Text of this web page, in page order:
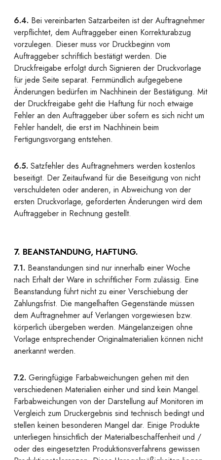
6.4. Bei vereinbarten Satzarbeiten ist der Auftragnehmer
verpflichtet, dem Auftraggeber einen Korrekturabzug
vorzulegen. Dieser muss vor Druckbeginn vom
Auftraggeber schriftlich bestätigt werden. Die
Druckfreigabe erfolgt durch Signieren der Druckvorlage
für jede Seite separat. Fernmündlich aufgegebene
Änderungen bedürfen im Nachhinein der Bestätigung. Mit
der Druckfreigabe geht die Haftung für noch etwaige
Fehler an den Auftraggeber über sofern es sich nicht um
Fehler handelt, die erst im Nachhinein beim
Fertigungsvorgang entstehen.
6.5. Satzfehler des Auftragnehmers werden kostenlos
beseitigt. Der Zeitaufwand für die Beseitigung von nicht
verschuldeten oder anderen, in Abweichung von der
ersten Druckvorlage, geforderten Änderungen wird dem
Auftraggeber in Rechnung gestellt.
7. BEANSTANDUNG, HAFTUNG.
7.1. Beanstandungen sind nur innerhalb einer Woche
nach Erhalt der Ware in schriftlicher Form zulässig. Eine
Beanstandung führt nicht zu einer Verschiebung der
Zahlungsfrist. Die mangelhaften Gegenstände müssen
dem Auftragnehmer auf Verlangen vorgewiesen bzw.
körperlich übergeben werden. Mängelanzeigen ohne
Vorlage entsprechender Originalmaterialien können nicht
anerkannt werden.
7.2. Geringfügige Farbabweichungen gehen mit den
verschiedenen Materialien einher und sind kein Mangel.
Farbabweichungen von der Darstellung auf Monitoren im
Vergleich zum Druckergebnis sind technisch bedingt und
stellen keinen besonderen Mangel dar. Einige Produkte
unterliegen hinsichtlich der Materialbeschaffenheit und /
oder des eingesetzten Produktionsverfahrens gewissen